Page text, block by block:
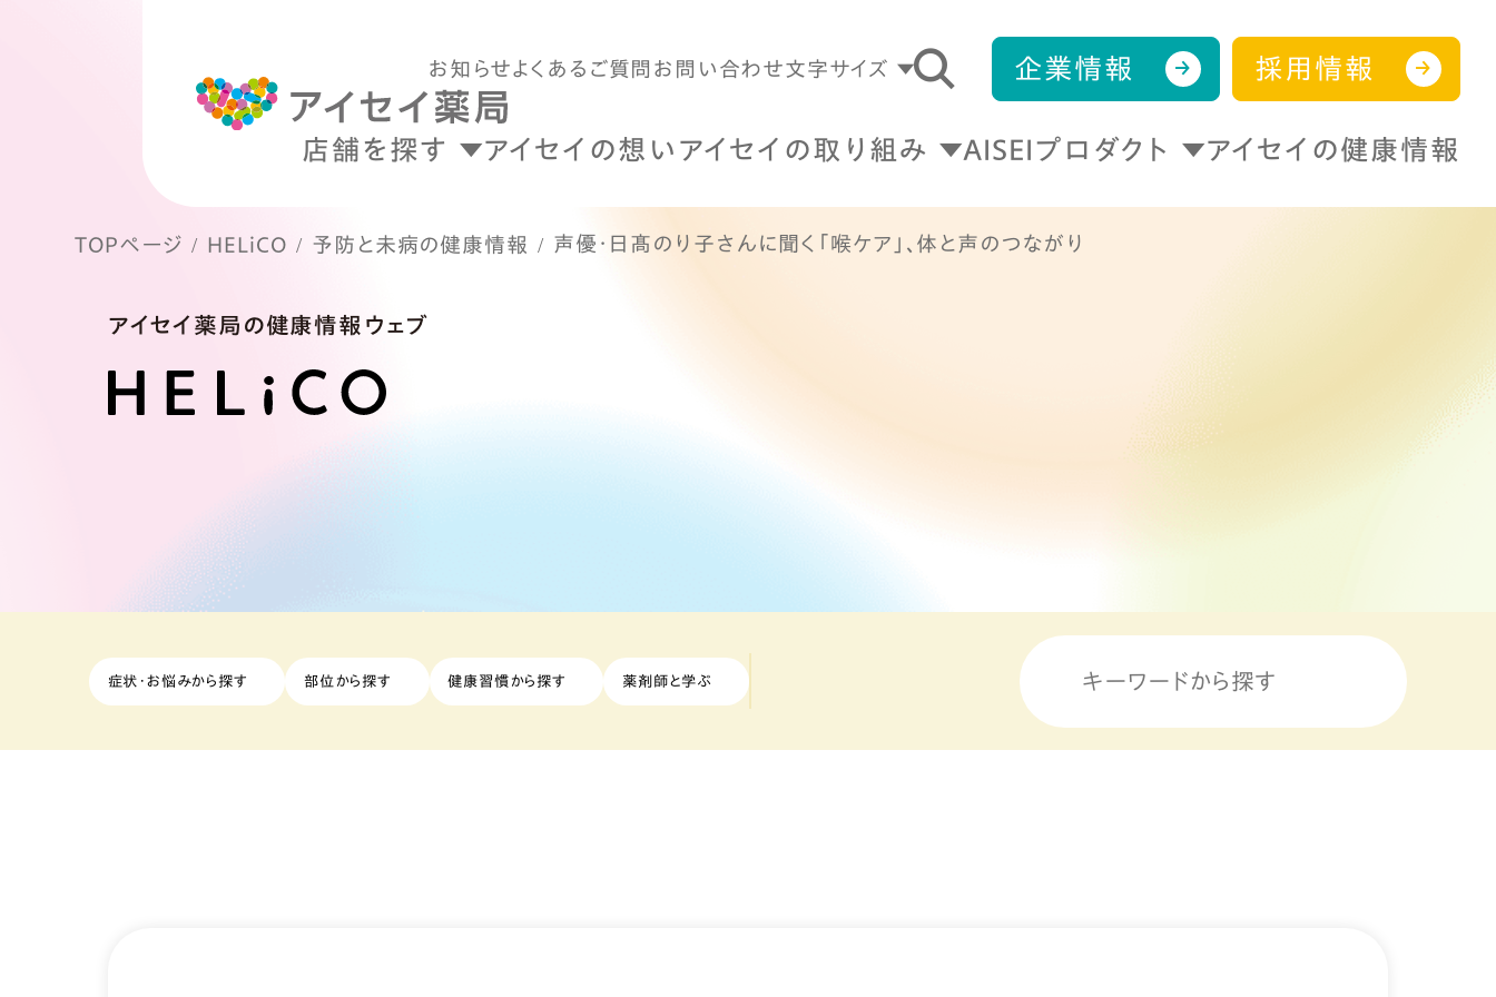
お知らせよくあるご質問 お問い合わせ文字サイズ 企業情報 採用情報
店舗を探す アイセイの想い アイセイの取り組み AISEIプロダクト アイセイの健康情報
TOPページ HELiCO 予防と未病の健康情報 声優・日髙のり子さんに聞く「喉ケア」、体と声のつながり
アイセイ薬局の健康情報ウェブ
症状・お悩みから探す 部位から探す 健康習慣から探す 薬剤師と学ぶ